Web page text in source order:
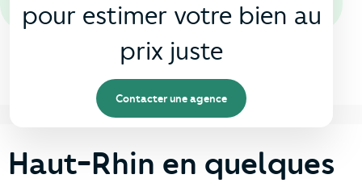
pour estimer votre bien au
prix juste
Contacter une agence
Haut-Rhin en quelques